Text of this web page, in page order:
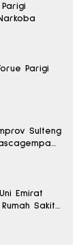
Parigi
Sulteng
Emirat
Sakit